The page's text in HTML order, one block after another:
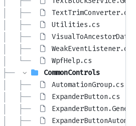
├──
TextTrimConverter.cs
├──
Utilities.cs
├──
├──
WeakEventListener.cs
└──
WpfHelp.cs
CommonControls
├──
AutomationGroup.cs
├──
ExpanderButton.cs
├──
├──